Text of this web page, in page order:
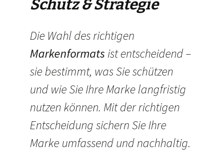
Schutz & Strategie
Die Wahl des richtigen
Markenformats ist entscheidend –
sie bestimmt, was Sie schützen
und wie Sie Ihre Marke langfristig
nutzen können. Mit der richtigen
Entscheidung sichern Sie Ihre
Marke umfassend und nachhaltig.